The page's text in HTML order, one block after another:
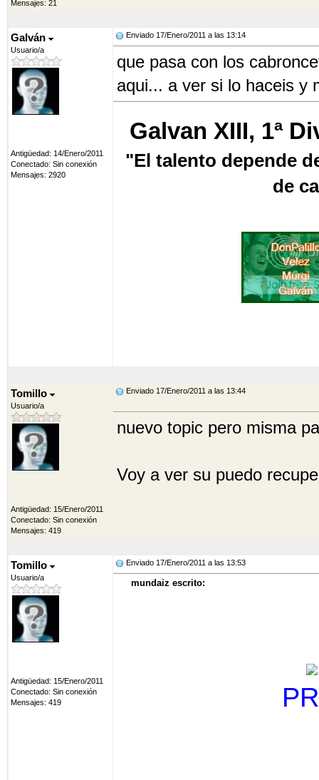
Mensajes: 21
Galván
Usuario/a
Antigüedad: 14/Enero/2011
Conectado: Sin conexión
Mensajes: 2920
Enviado 17/Enero/2011 a las 13:14
que pasa con los
aqui... a ver si lo haceis y
Galvan XIII, 1ª
"El talento depende
de
Gamper(2), Homenaje
Tomillo
Usuario/a
Antigüedad: 15/Enero/2011
Conectado: Sin conexión
Mensajes: 419
Enviado 17/Enero/2011 a las 13:44
nuevo topic pero misma
Voy a ver su puedo
Tomillo
Usuario/a
Antigüedad: 15/Enero/2011
Conectado: Sin conexión
Mensajes: 419
Enviado 17/Enero/2011 a las 13:53
mundaiz escrito: